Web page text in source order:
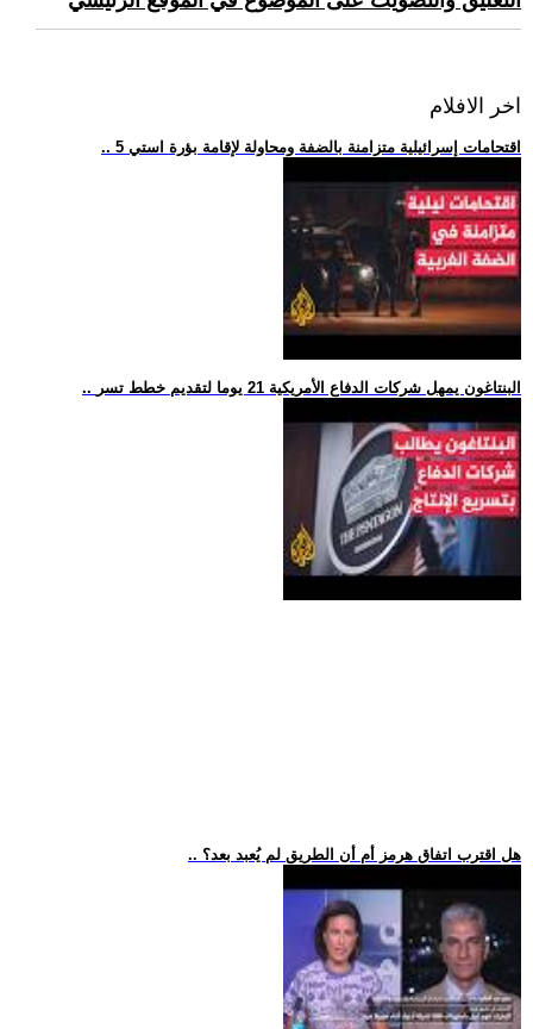
اخر الافلام
.. 5 اقتحامات إسرائيلية متزامنة بالضفة ومحاولة لإقامة بؤرة استي
.. البنتاغون يمهل شركات الدفاع الأمريكية 21 يوما لتقديم خطط تسر
.. هل اقترب اتفاق هرمز أم أن الطريق لم يُعبد بعد؟